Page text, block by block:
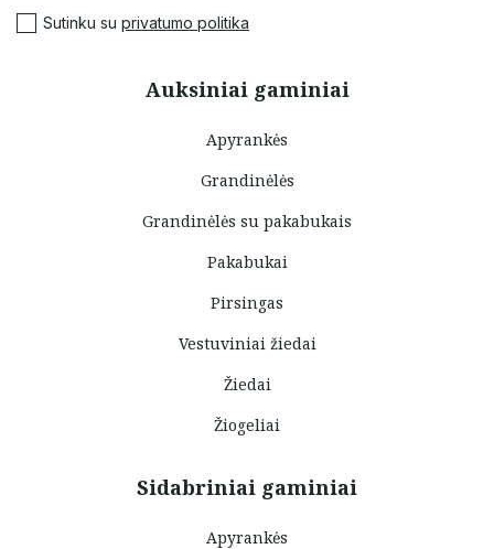
Auksiniai gaminiai
Apyrankės
Grandinėlės
Grandinėlės su pakabukais
Pakabukai
Pirsingas
Vestuviniai žiedai
Žiedai
Žiogeliai
Sidabriniai gaminiai
Apyrankės
Sutinku su privatumo politika